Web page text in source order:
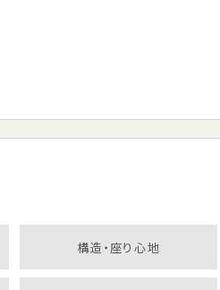
構造・座り心地